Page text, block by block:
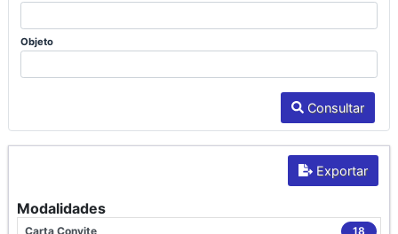
Objeto
Consultar
Exportar
Modalidades
Carta Convite 18